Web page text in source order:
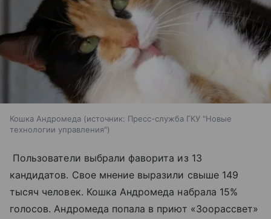
Кошка Андромеда источник: Пресс-служба ГКУ "Новые
технологии управления"
Пользователи выбрали фаворита из 13
кандидатов. Свое мнение выразили свыше 149
тысяч человек. Кошка Андромеда набрала 15%
голосов. Андромеда попала в приют «Зоорассвет»